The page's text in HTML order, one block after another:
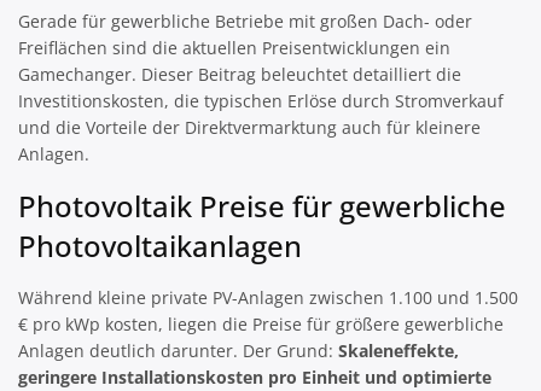
Gerade für gewerbliche Betriebe mit großen Dach- oder
Freiflächen sind die aktuellen Preisentwicklungen ein
Gamechanger. Dieser Beitrag beleuchtet detailliert die
Investitionskosten, die typischen Erlöse durch Stromverkauf
und die Vorteile der Direktvermarktung auch für kleinere
Anlagen.
Photovoltaik Preise für gewerbliche
Photovoltaikanlagen
Während kleine private PV-Anlagen zwischen 1.100 und 1.500
€ pro kWp kosten, liegen die Preise für größere gewerbliche
Anlagen deutlich darunter. Der Grund: Skaleneffekte,
geringere Installationskosten pro Einheit und optimierte